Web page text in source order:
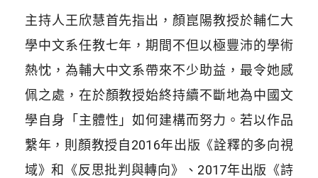
主持人王欣慧首先指出，顏崑陽教授於輔仁大
學中文系任教七年，期間不但以極豐沛的學術
熱忱，為輔大中文系帶來不少助益，最令她感
佩之處，在於顏教授始終持續不斷地為中國文
學自身「主體性」如何建構而努力。若以作品
繫年，則顏教授自2016年出版《詮釋的多向視
域》和《反思批判與轉向》、 2017年出版《詩